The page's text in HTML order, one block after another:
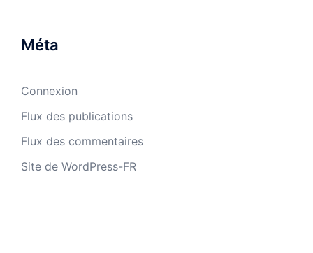
Méta
Connexion
Flux des publications
Flux des commentaires
Site de WordPress-FR